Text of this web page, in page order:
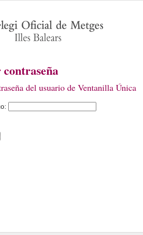
del usuario de Ventanilla Única